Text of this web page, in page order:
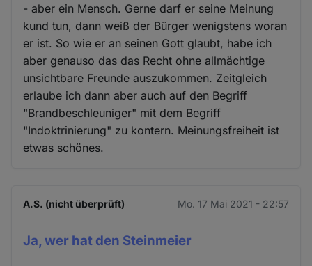
- aber ein Mensch. Gerne darf er seine Meinung
kund tun, dann weiß der Bürger wenigstens woran
er ist. So wie er an seinen Gott glaubt, habe ich
aber genauso das das Recht ohne allmächtige
unsichtbare Freunde auszukommen. Zeitgleich
erlaube ich dann aber auch auf den Begriff
"Brandbeschleuniger" mit dem Begriff
"Indoktrinierung" zu kontern. Meinungsfreiheit ist
etwas schönes.
A.S. (nicht überprüft) Mo. 17 Mai 2021 - 22:57
Ja, wer hat den Steinmeier